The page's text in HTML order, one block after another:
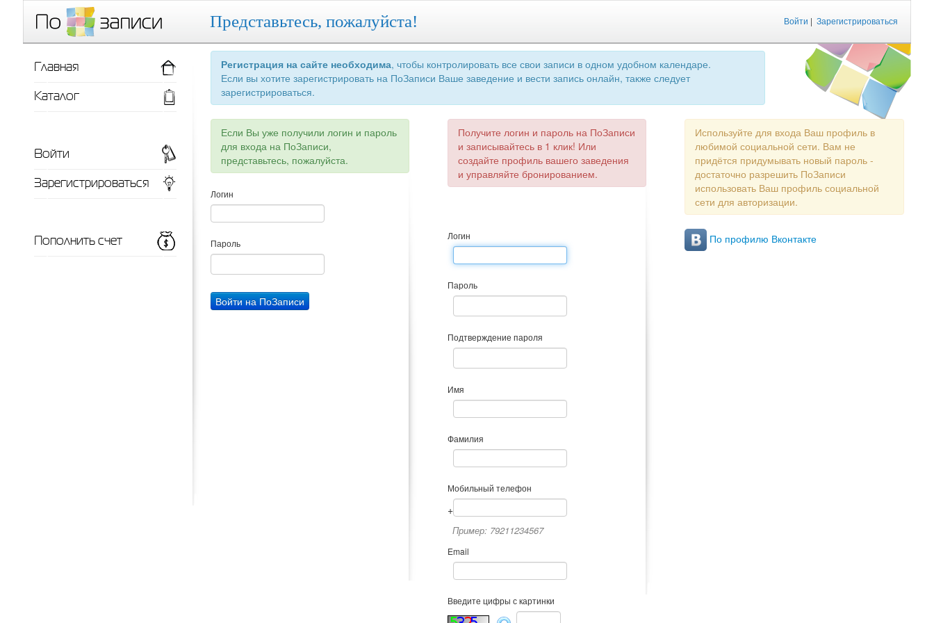
Войти | Зарегистрироваться
Представьтесь, пожалуйста!
Регистрация на сайте необходима, чтобы контролировать все свои записи в одном удобном календаре.
Если вы хотите зарегистрировать на ПоЗаписи Ваше заведение и вести запись онлайн, также следует
зарегистрироваться.
Если Вы уже получили логин и пароль
для входа на ПоЗаписи,
представьтесь, пожалуйста.
Логин
Пароль
Получите логин и пароль на ПоЗаписи
и записывайтесь в 1 клик! Или
создайте профиль вашего заведения
и управляйте бронированием.
Логин
Пароль
Подтверждение пароля
Имя
Фамилия
Мобильный телефон
+
Пример: 79211234567
Email
Введите цифры с картинки
Используйте для входа Ваш профиль в
любимой социальной сети. Вам не
придётся придумывать новый пароль -
достаточно разрешить ПоЗаписи
использовать Ваш профиль социальной
сети для авторизации.
По профилю Вконтакте
Главная
Каталог
Войти
Зарегистрироваться
Пополнить счет